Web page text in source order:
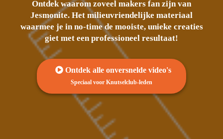
Ontdek waarom zoveel makers fan zijn van
Jesmonite. Het milieuvriendelijke materiaal
waarmee je in no-time de mooiste, unieke creaties
giet met een professioneel resultaat!
Ontdek alle onversnelde video's
Speciaal voor Knutselclub-leden